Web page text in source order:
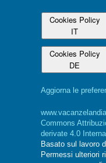
Cookies Policy
IT
Cookies Policy
DE
Aggiorna le
Commons
derivate 4.0
Basato sul lavoro
Permessi ulteriori